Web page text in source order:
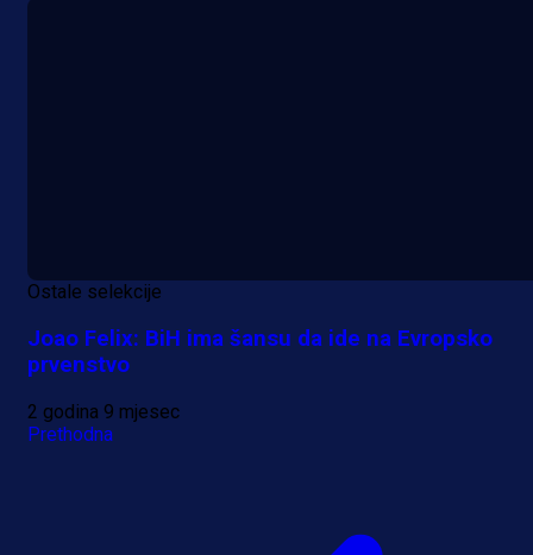
Ostale selekcije
Joao Felix: BiH ima šansu da ide na Evropsko
prvenstvo
2 godina 9 mjesec
Prethodna